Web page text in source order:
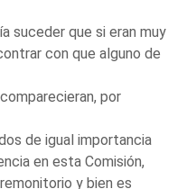
suceder que si eran muy
con que alguno de
por
de igual importancia
en esta Comisión,
y bien es